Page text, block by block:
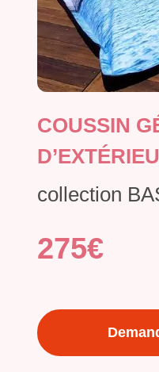
COUSSIN
collection
275€